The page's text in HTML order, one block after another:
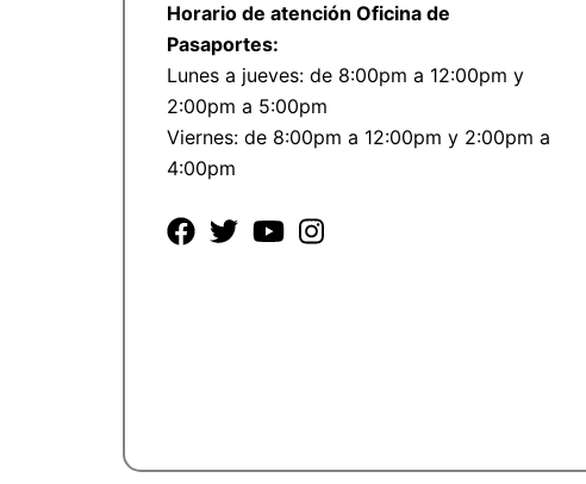
Horario de atención Oficina de
Pasaportes:
Lunes a jueves: de 8:00pm a 12:00pm y
2:00pm a 5:00pm
Viernes: de 8:00pm a 12:00pm y 2:00pm a
4:00pm